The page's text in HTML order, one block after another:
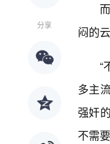
分享
闷的
“
多主
强奸
不需